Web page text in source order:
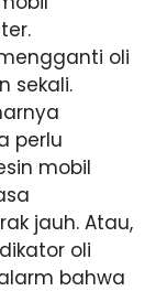
oli
sekali.
perlu
mobil
jauh. Atau,
oli
bahwa